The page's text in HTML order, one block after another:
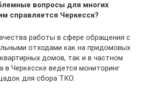
вопросы для многих
справляется Черкесск?
работы в сфере обращения с
отходами как на придомовых
домов, так и в частном
в Черкесске ведется мониторинг
для сбора ТКО.